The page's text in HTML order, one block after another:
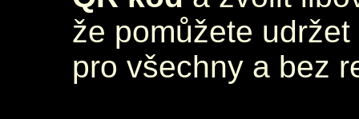
že pomůžete
pro všechny a bez